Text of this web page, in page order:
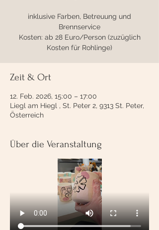
inklusive Farben, Betreuung und
Brennservice
Kosten: ab 28 Euro/Person (zuzüglich
Kosten für Rohlinge)
Zeit & Ort
12. Feb. 2026, 15:00 – 17:00
Liegl am Hiegl , St. Peter 2, 9313 St. Peter,
Österreich
Über die Veranstaltung